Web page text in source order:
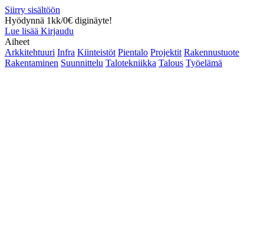
Siirry sisältöön
Hyödynnä 1kk/0€ diginäyte!
Lue lisää Kirjaudu
Aiheet
Arkkitehtuuri Infra Kiinteistöt Pientalo Projektit Rakennustuote
Rakentaminen Suunnittelu Talotekniikka Talous Työelämä